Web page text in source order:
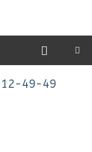
49-49